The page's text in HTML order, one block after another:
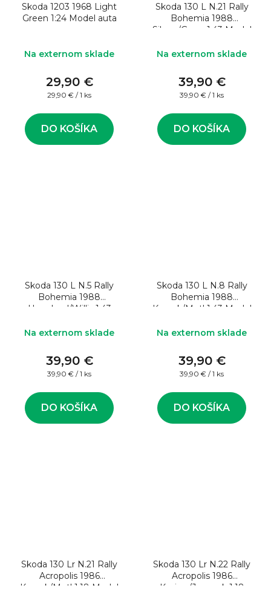
Skoda 1203 1968 Light
Green 1:24 Model auta
Na externom sklade
29,90 €
Jednotková
29,90 € / 1 ks
DO KOŠÍKA
Skoda 130 L N.21 Rally
Bohemia 1988
Sibera/Gross 1:43 Model
Na externom sklade
39,90 €
Jednotková
39,90 € / 1 ks
DO KOŠÍKA
Skoda 130 L N.5 Rally
Bohemia 1988
Haugland/Willis 1:43
Na externom sklade
39,90 €
Jednotková
39,90 € / 1 ks
DO KOŠÍKA
Skoda 130 L N.8 Rally
Bohemia 1988
Krecek/Motl 1:43 Model
Na externom sklade
39,90 €
Jednotková
39,90 € / 1 ks
DO KOŠÍKA
Skoda 130 Lr N.21 Rally
Acropolis 1986
Krecek/Motl 1:18 Model
Skoda 130 Lr N.22 Rally
Acropolis 1986
Kvaizar/Janecek 1:18